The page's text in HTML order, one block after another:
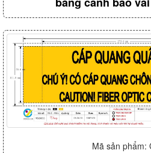
Mã sản phẩm: